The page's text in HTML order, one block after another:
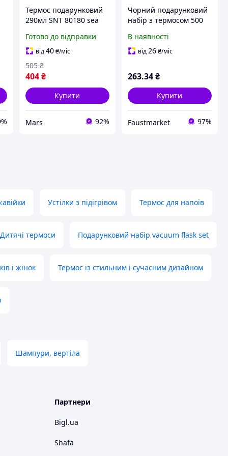
Термос подарунковий
290мл SNT 80180 sea
Готово до відправки
від40 ₴/міс
404 ₴
505 ₴
Купити
Mars 92%
Чорний подарунковий
набір з термосом 500
Металевий вакуумний
посуд для кави під час
В наявності
від26₴/міс
263.34₴
Купити
Faustmarket 97%
Устілки з підігрівом Термос для напоїв
Дитячі термоси Подарунковий набір vacuum flask set
і жінок Термос із стильним і сучасним дизайном
Шампури, вертіла
Партнери
Bigl.ua
Shafa